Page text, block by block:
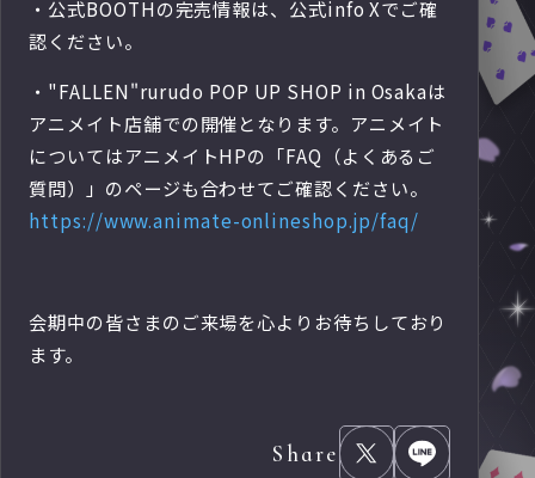
・公式BOOTHの完売情報は、公式info Xでご確
認ください。
・"FALLEN"rurudo POP UP SHOP in Osakaは
アニメイト店舗での開催となります。アニメイト
についてはアニメイトHPの「FAQ（よくあるご
質問）」のページも合わせてご確認ください。
https://www.animate-onlineshop.jp/faq/
会期中の皆さまのご来場を心よりお待ちしており
ます。
Share